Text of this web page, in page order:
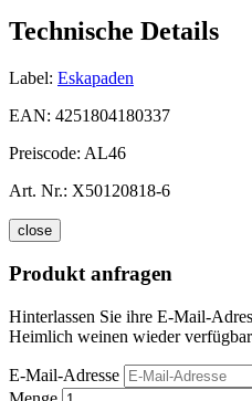
Technische Details
Label: Eskapaden
EAN: 4251804180337
Preiscode: AL46
Art. Nr.: X50120818-6
close
Produkt anfragen
Hinterlassen Sie ihre E-Mail-
Heimlich weinen wieder
E-Mail-Adresse